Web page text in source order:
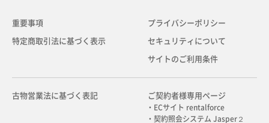
重要事項
特定商取引法に基づく表示
プライバシーポリシー
セキュリティについて
サイトのご利用条件
古物営業法に基づく表記 ご契約者様専用ページ
・ECサイト rentalforce
・契約照会システム Jasper２